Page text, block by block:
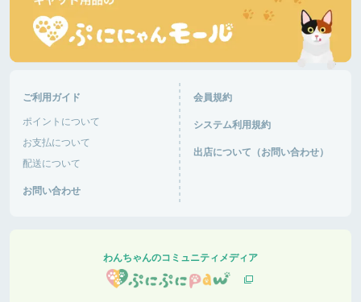
ご利用ガイド
ポイントについて
お支払について
配送について
お問い合わせ
会員規約
システム利用規約
出店について（お問い合わせ）
わんちゃんのコミュニティメディア